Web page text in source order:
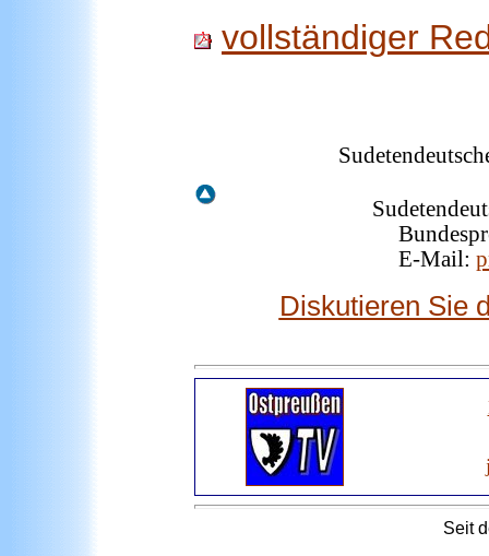
vollständiger
E-Mail:
Diskutieren Sie
Seit